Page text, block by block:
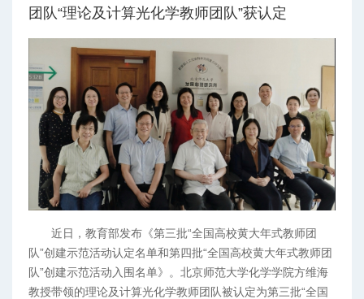
团队“理论及计算光化学教师团队”获认定
​近日，教育部发布《第三批“全国高校黄大年式教师团
队”创建示范活动认定名单和第四批“全国高校黄大年式教师团
队”创建示范活动入围名单》。北京师范大学化学学院方维海
教授带领的理论及计算光化学教师团队被认定为第三批“全国